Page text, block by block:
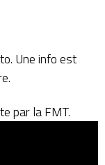
. Une info est
par la FMT.